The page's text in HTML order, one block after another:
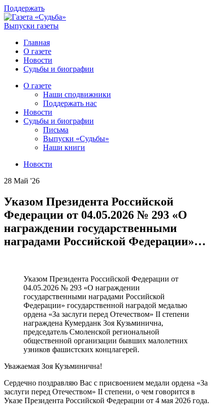
Поддержать
Выпуски газеты
Главная
О газете
Новости
Судьбы и биографии
О газете
Наши сподвижники
Поддержать нас
Новости
Судьбы и биографии
Письма
Выпуски «Судьбы»
Наши книги
Новости
28 Май '26
Указом Президента Российской
Федерации от 04.05.2026 №​ 293 «О
награждении государственными
наградами Российской Федерации»…
Указом Президента Российской Федерации от
04.05.2026 №​ 293 «О награждении
государственными наградами Российской
Федерации» государственной наградой медалью
ордена «За заслуги перед Отечеством» II степени
награждена Кумерданк Зоя Кузьминична,
председатель Смоленской региональной
общественной организации бывших малолетних
узников фашистских концлагерей.
Уважаемая Зоя Кузьминична!
Сердечно поздравляю Вас с присвоением медали ордена «За
заслуги перед Отечеством» II степени, о чем говорится в
Указе Президента Российской Федерации от 4 мая 2026 года.